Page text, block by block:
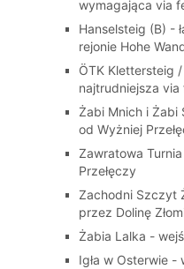
wymagająca via
Hanselsteig (B) -
rejonie Hohe
ÖTK Klettersteig
najtrudniejsza via
Żabi Mnich i Żabi
od Wyżniej
Zawratowa
Przełęczy
Zachodni Szczyt
przez Dolinę
Żabia Lalka -
Igła w Osterwie -